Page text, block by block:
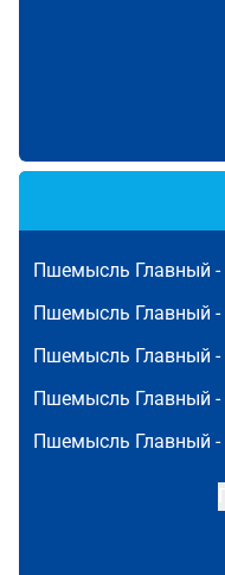
Пшемысль Главный -
Пшемысль Главный -
Пшемысль Главный -
Пшемысль Главный -
Пшемысль Главный -